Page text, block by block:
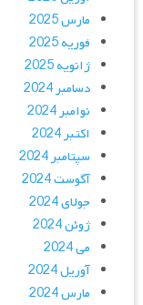
مارس 2025
فوریه 2025
ژانویه 2025
دسامبر 2024
نوامبر 2024
اکتبر 2024
سپتامبر 2024
آگوست 2024
جولای 2024
ژوئن 2024
می 2024
آوریل 2024
مارس 2024